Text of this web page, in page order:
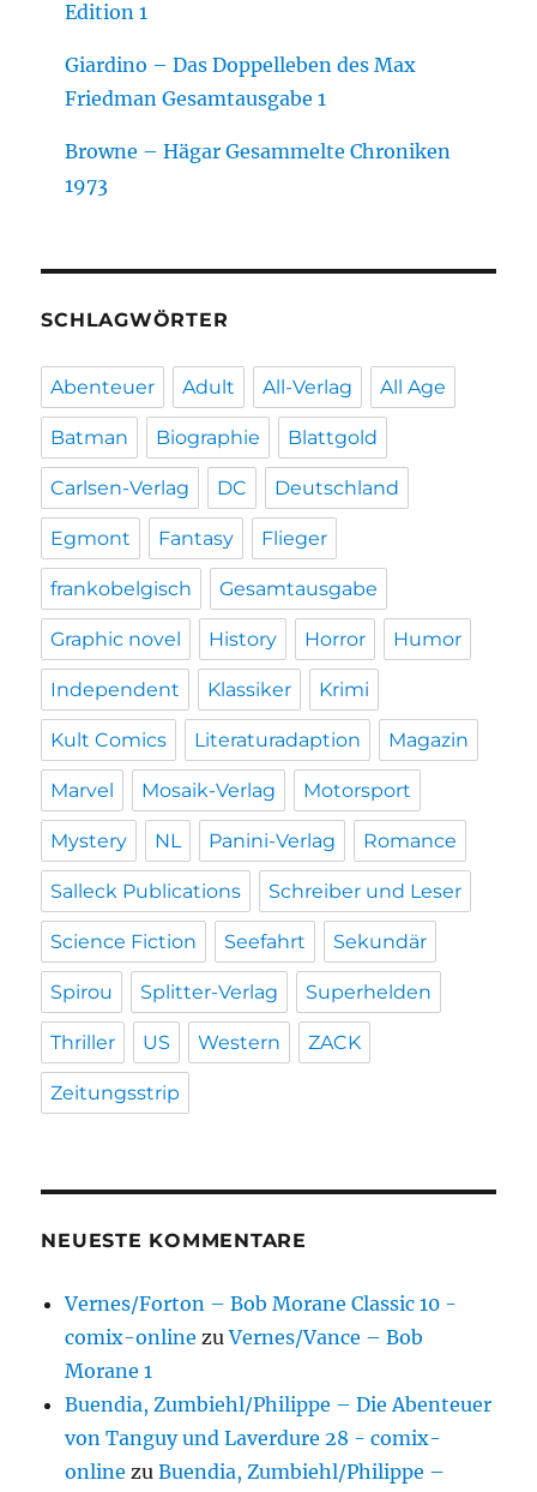
Edition 1
Giardino – Das Doppelleben des Max
Friedman Gesamtausgabe 1
Browne – Hägar Gesammelte Chroniken
1973
SCHLAGWÖRTER
Abenteuer Adult All-Verlag All Age
Batman Biographie Blattgold
Carlsen-Verlag DC Deutschland
Egmont Fantasy Flieger
frankobelgisch Gesamtausgabe
Graphic novel History Horror Humor
Independent Klassiker Krimi
Kult Comics Literaturadaption Magazin
Marvel Mosaik-Verlag Motorsport
Mystery NL Panini-Verlag Romance
Salleck Publications Schreiber und Leser
Science Fiction Seefahrt Sekundär
Spirou Splitter-Verlag Superhelden
Thriller US Western ZACK
Zeitungsstrip
NEUESTE KOMMENTARE
Vernes/Forton – Bob Morane Classic 10 -
comix-online zuVernes/Vance – Bob
Morane 1
Buendia, Zumbiehl/Philippe – Die Abenteuer
von Tanguy und Laverdure 28 - comix-
online zuBuendia, Zumbiehl/Philippe –